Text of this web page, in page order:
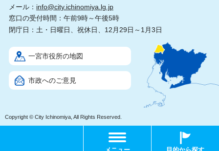
メール： info@city.ichinomiya.lg.jp
窓口の受付時間：午前9時～午後5時
閉庁日：土・日曜日、祝休日、12月29日～1月3日
一宮市役所の地図
市政へのご意見
Copyright © City Ichinomiya, All Rights Reserved.